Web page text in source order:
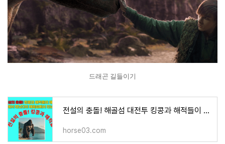
드래곤 길들이기
전설의 충돌! 해골섬 대전투 킹콩과 해적들이 만났다. 그 섬에서 무슨 일이 벌어졌나
horse03.com